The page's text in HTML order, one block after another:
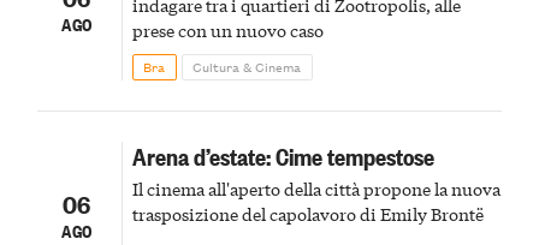
AGO
prese con un nuovo caso
Bra Cultura & Cinema
06
AGO
Arena d’estate: Cime tempestose
Il cinema all'aperto della città propone la nuova
trasposizione del capolavoro di Emily Brontë